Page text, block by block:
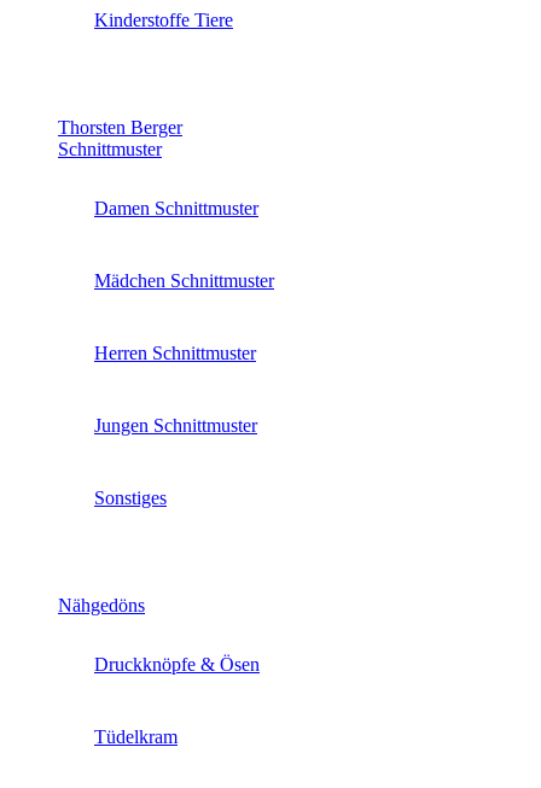
Kinderstoffe Tiere
Thorsten Berger
Schnittmuster
Damen Schnittmuster
Mädchen Schnittmuster
Herren Schnittmuster
Jungen Schnittmuster
Sonstiges
Nähgedöns
Druckknöpfe & Ösen
Tüdelkram